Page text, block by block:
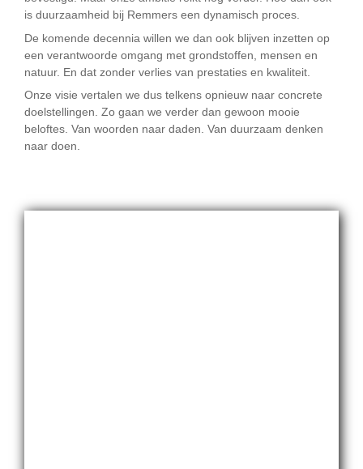
is duurzaamheid bij Remmers een dynamisch proces.
De komende decennia willen we dan ook blijven inzetten op
een verantwoorde omgang met grondstoffen, mensen en
natuur. En dat zonder verlies van prestaties en kwaliteit.
Onze visie vertalen we dus telkens opnieuw naar concrete
doelstellingen. Zo gaan we verder dan gewoon mooie
beloftes. Van woorden naar daden. Van duurzaam denken
naar doen.